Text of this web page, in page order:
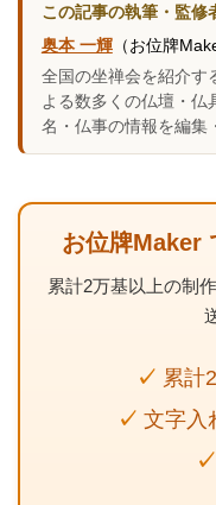
この記事の執筆・監修
奥本 一輝（お位牌
全国の坐禅会を紹介す
よる数多くの仏壇・仏
名・仏事の情報を編集
お位牌Maker
累計2万基以上の制
累計
文字入